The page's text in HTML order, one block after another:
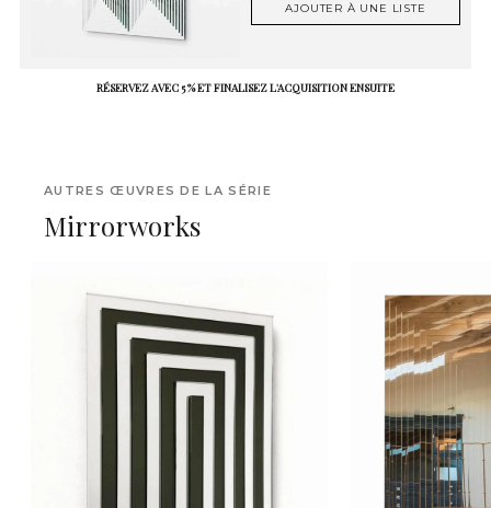
AJOUTER À UNE LISTE
RÉSERVEZ AVEC 5 % ET FINALISEZ L'ACQUISITION ENSUITE
AUTRES ŒUVRES DE LA SÉRIE
Mirrorworks